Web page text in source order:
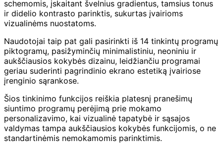
schemomis, įskaitant švelnius gradientus, tamsius tonus
ir didelio kontrasto parinktis, sukurtas įvairioms
vizualinėms nuostatoms.
Naudotojai taip pat gali pasirinkti iš 14 tinkintų programų
piktogramų, pasižyminčių minimalistiniu, neoniniu ir
aukščiausios kokybės dizainu, leidžiančiu programai
geriau suderinti pagrindinio ekrano estetiką įvairiose
įrenginio sąrankose.
Šios tinkinimo funkcijos reiškia platesnį pranešimų
siuntimo programų perėjimą prie mokamo
personalizavimo, kai vizualinė tapatybė ir sąsajos
valdymas tampa aukščiausios kokybės funkcijomis, o ne
standartinėmis nemokamomis parinktimis.